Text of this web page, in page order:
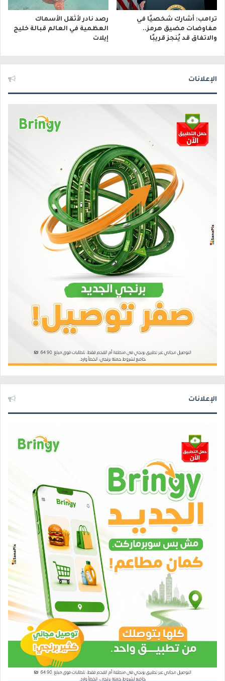
ترامب: أشارك شخصيًا في
مفاوضات مضيق هرمز..
والاتفاق قد يُنجز قريبًا
رصد نادر لأثقل الأسماك
العظمية في العالم قبالة خليج
إيلات
الإعلانات
الإعلانات